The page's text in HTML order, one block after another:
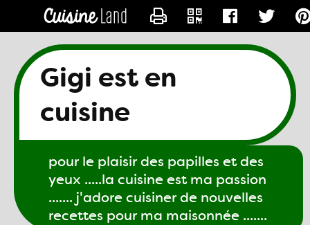
Gigi est en
cuisine
pour le plaisir des papilles et des
yeux .....la cuisine est ma passion
....... j'adore cuisiner de nouvelles
recettes pour ma maisonnée .......
CONTACTER GIGI61